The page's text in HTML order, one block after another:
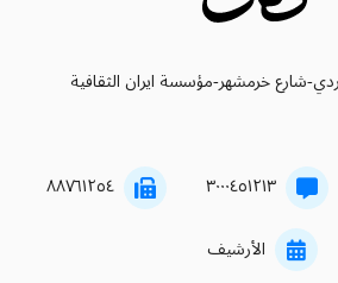
شارع خرمشهر-مؤسسة ايران الثقافية
۳۰۰۰٤٥۱۲۱۳ ۸۸۷٦۱۲٥٤
الأرشيف